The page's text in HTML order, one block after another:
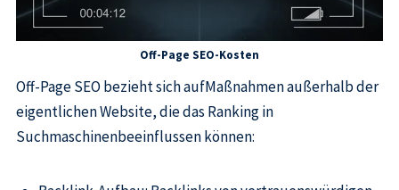
Off-Page SEO-Kosten
Off-Page SEO bezieht sich aufMaßnahmen außerhalb der
eigentlichen Website, die das Ranking in
Suchmaschinenbeeinflussen können: